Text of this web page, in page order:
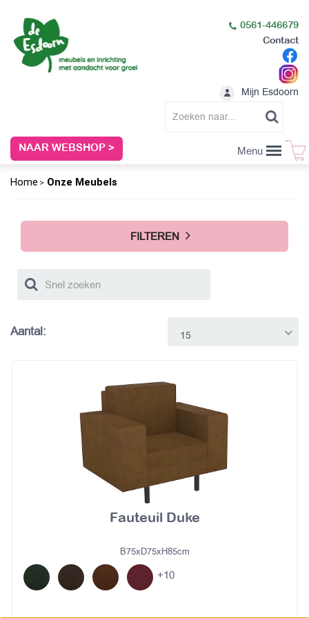
NAAR WEBSHOP >
0561-446679
Contact
Mijn Esdoorn
Menu
Home Onze Meubels
FILTEREN
Aantal: 15
Fauteuil Duke
B75xD75xH85cm
+10